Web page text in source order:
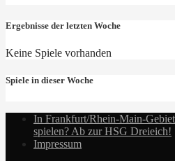
Ergebnisse der letzten Woche
Keine Spiele vorhanden
Spiele in dieser Woche
In Frankfurt/Rhein-Main-
spielen? Ab zur HSG Dreieich!
Impressum